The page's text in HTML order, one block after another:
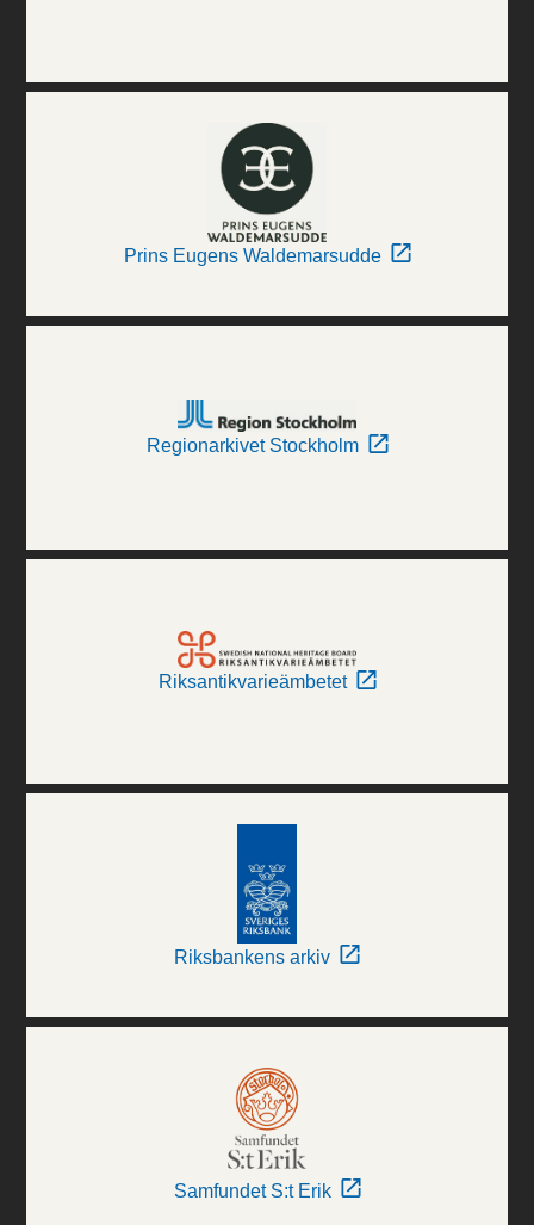
Prins Eugens Waldemarsudde
Regionarkivet Stockholm
Riksantikvarieämbetet
Riksbankens arkiv
Samfundet S:t Erik